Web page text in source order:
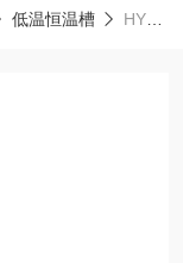
低温恒温槽 HYT-BD0506高精度低温恒温槽